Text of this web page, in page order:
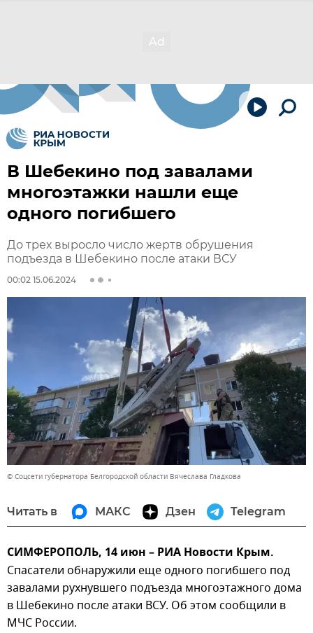
В Шебекино под завалами
многоэтажки нашли еще
одного погибшего
До трех выросло число жертв обрушения
подъезда в Шебекино после атаки ВСУ
00:02 15.06.2024
© Соцсети губернатора Белгородской области Вячеслава Гладкова
Читать в МАКС Дзен Telegram
СИМФЕРОПОЛЬ, 14 июн – РИА Новости Крым.
Спасатели обнаружили еще одного погибшего под
завалами рухнувшего подъезда многоэтажного дома
в Шебекино после атаки ВСУ. Об этом сообщили в
МЧС России.